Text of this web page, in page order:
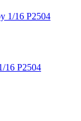
16 P2504